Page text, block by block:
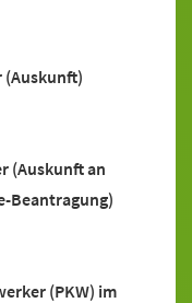
(Auskunft)
(Auskunft an
Beantragung)
(PKW) im